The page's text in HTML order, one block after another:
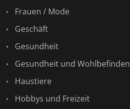
Frauen / Mode
Geschäft
Gesundheit
Gesundheit und Wohlbefinden
Haustiere
Hobbys und Freizeit